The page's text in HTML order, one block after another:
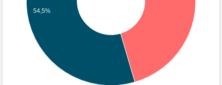
54,5%